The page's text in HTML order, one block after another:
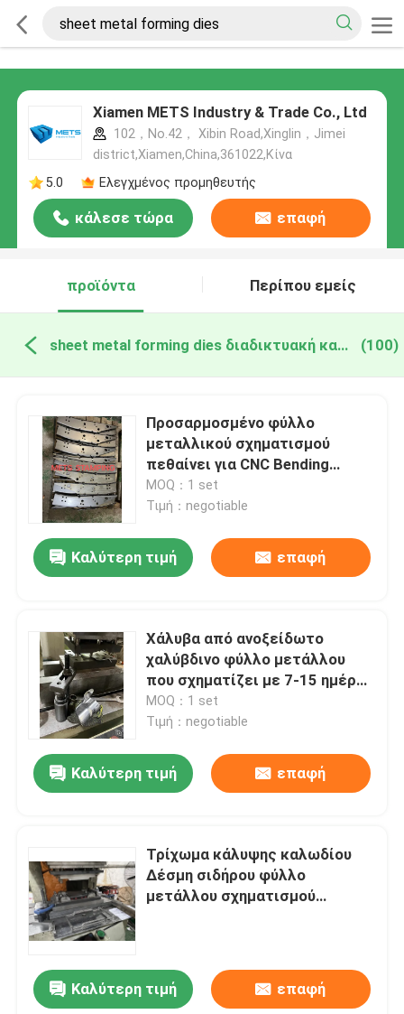
Xiamen METS Industry & Trade Co., Ltd
102，No.42， Xibin Road,Xinglin，Jimei
district,Xiamen,China,361022,Κίνα
5.0
Ελεγχμένος προμηθευτής
κάλεσε τώρα επαφή
προϊόντα Περίπου εμείς
sheet metal forming dies διαδικτυακή κατασκευή (100)
Προσαρμοσμένο φύλλο
μεταλλικού σχηματισμού
πεθαίνει για CNC Bending
Machine με πάχος 0,2 mm-3.0
mm
MOQ：1 set
Τιμή：negotiable
Καλύτερη τιμή επαφή
Χάλυβα από ανοξείδωτο
χαλύβδινο φύλλο μετάλλου
που σχηματίζει με 7-15 ημέρες
χρόνο προετοιμασίας
MOQ：1 set
Τιμή：negotiable
Καλύτερη τιμή επαφή
Τρίχωμα κάλυψης καλωδίου
Δέσμη σιδήρου φύλλο
μετάλλου σχηματισμού
Καλύτερη τιμή επαφή